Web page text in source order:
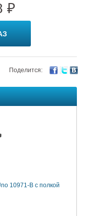
₽
Поделится:
10971-B с полкой